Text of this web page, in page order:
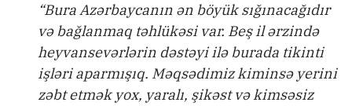
“Bura Azərbaycanın ən böyük sığınacağıdır
və bağlanmaq təhlükəsi var. Beş il ərzində
heyvansevərlərin dəstəyi ilə burada tikinti
işləri aparmışıq. Məqsədimiz kiminsə yerini
zəbt etmək yox, yaralı, şikəst və kimsəsiz